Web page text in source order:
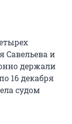
и
держали
16 декабря
судом